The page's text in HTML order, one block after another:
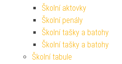
Školní aktovky
Školní penály
Školní tašky a batohy
Školní tašky a batohy
Školní tabule